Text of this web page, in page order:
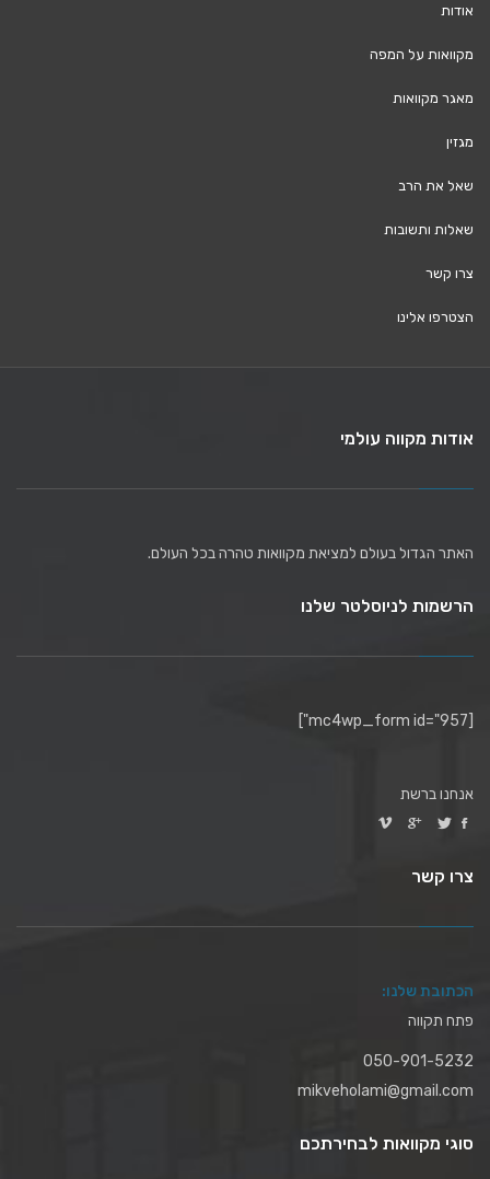
אודות
מקוואות על המפה
מאגר מקוואות
מגזין
שאל את הרב
שאלות ותשובות
צרו קשר
הצטרפו אלינו
אודות מקווה עולמי
האתר הגדול בעולם למציאת מקוואות טהרה בכל העולם.
הרשמות לניוסלטר שלנו
[mc4wp_form id="957"]
אנחנו ברשת
צרו קשר
הכתובת שלנו:
פתח תקווה
050-901-5232
mikveholami@gmail.com
סוגי מקוואות לבחירתכם